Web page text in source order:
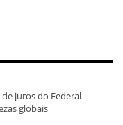
juros do Federal
globais